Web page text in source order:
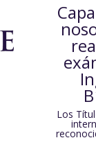
Los